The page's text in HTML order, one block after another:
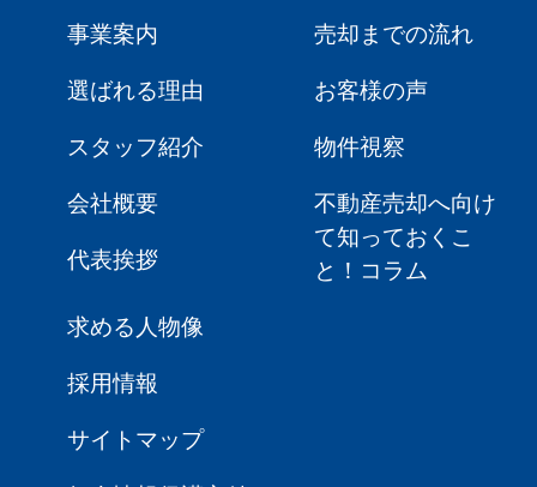
事業案内
選ばれる理由
スタッフ紹介
会社概要
代表挨拶
売却までの流れ
お客様の声
物件視察
不動産売却へ向け
て知っておくこ
と！コラム
求める人物像
採用情報
サイトマップ